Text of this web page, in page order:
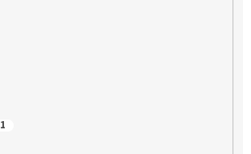
1